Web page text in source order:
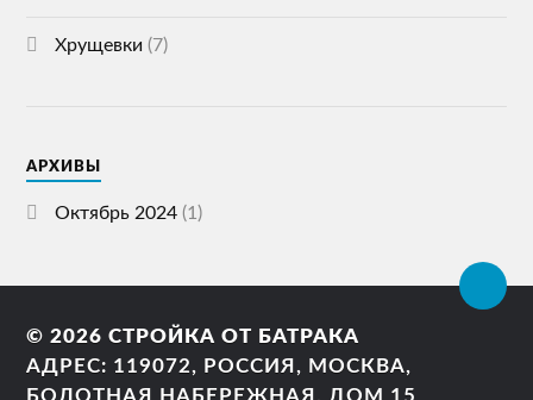
Хрущевки (7)
АРХИВЫ
Октябрь 2024 (1)
© 2026СТРОЙКА ОТ БАТРАКА
АДРЕС: 119072, РОССИЯ, МОСКВА,
БОЛОТНАЯ НАБЕРЕЖНАЯ, ДОМ 15